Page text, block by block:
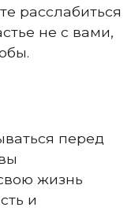
расслабиться
не с вами,
перед
жизнь
и